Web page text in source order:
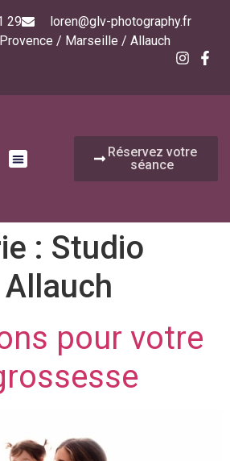
29
loren@glv-photography.fr
/ Marseille / Allauch
Réservez votre
séance
: Studio
pour votre